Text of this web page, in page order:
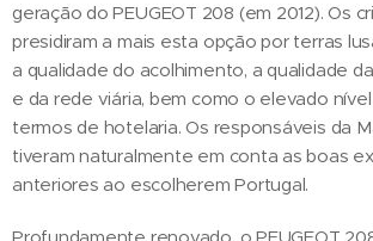
geração do PEUGEOT 208 (em 2012). Os
presidiram a mais esta opção por terras
a qualidade do acolhimento, a qualidade
e da rede viária, bem como o elevado
termos de hotelaria. Os responsáveis da
tiveram naturalmente em conta as boas
anteriores ao escolherem Portugal.